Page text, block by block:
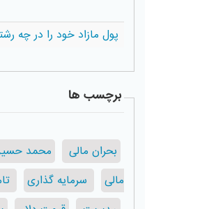
پول مازاد خود را در چه
برچسب ها
بحران مالی محمد
مالی
سرمایه گذاری